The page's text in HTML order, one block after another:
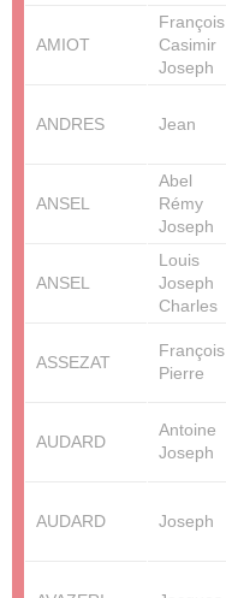
AMIOT
François
Casimir
Joseph
ANDRES Jean
ANSEL
Abel
Rémy
Joseph
ANSEL
Louis
Joseph
Charles
ASSEZAT
François
Pierre
AUDARD
Antoine
Joseph
AUDARD Joseph